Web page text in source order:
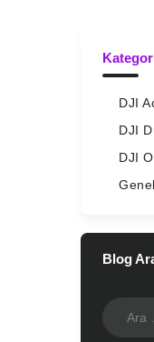
DJI
DJI
DJI
Genel
Blog